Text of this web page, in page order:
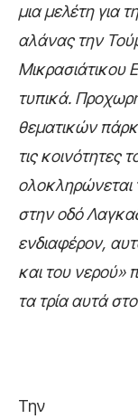
μια μελέτη για
αλάνας την
Μικρασιάτικου
τυπικά.
θεματικών
τις κοινότητες
ολοκληρώνεται
στην οδό
ενδιαφέρον,
και του νερού»
τα τρία αυτά
Την